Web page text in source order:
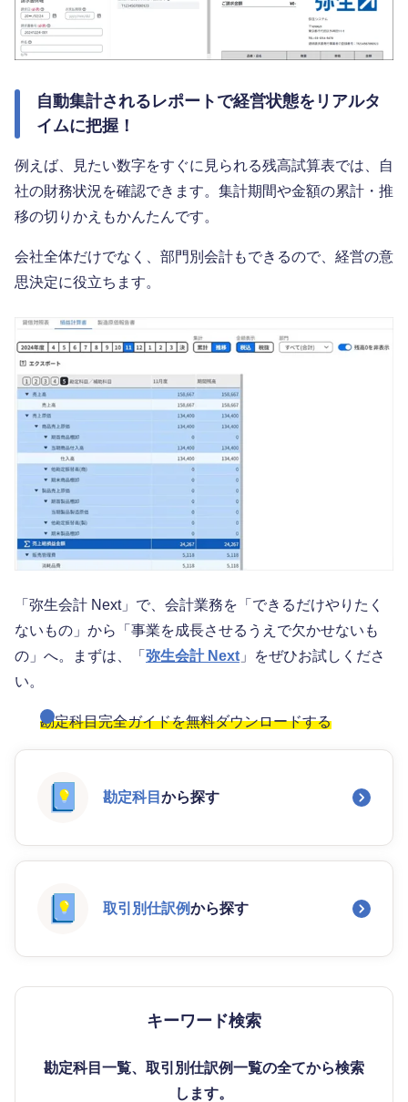
自動集計されるレポートで経営状態をリアルタ
イムに把握！
例えば、見たい数字をすぐに見られる残高試算表では、自
社の財務状況を確認できます。集計期間や金額の累計・推
移の切りかえもかんたんです。
会社全体だけでなく、部門別会計もできるので、経営の意
思決定に役立ちます。
「弥生会計 Next」で、会計業務を「できるだけやりたく
ないもの」から「事業を成長させるうえで欠かせないも
の」へ。まずは、「 弥生会計 Next 」をぜひお試しくださ
い。
勘定科目完全ガイドを無料ダウンロードする
勘定科目 から探す
取引別仕訳例から探す
キーワード検索
勘定科目一覧、取引別仕訳例一覧の全てから検索
します。